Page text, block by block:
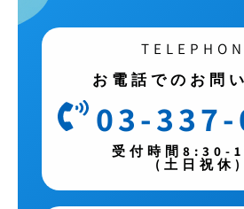
お電話でのお問
03-337-
受付時間8:30-
(土日祝休)